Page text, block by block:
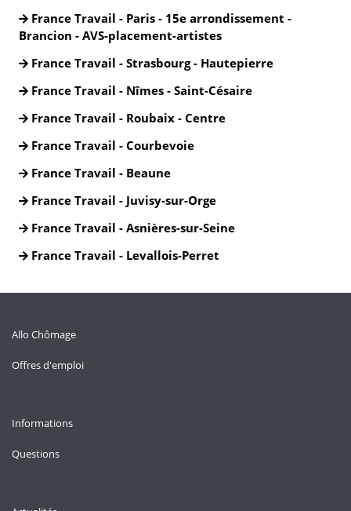
France Travail - Paris - 15e arrondissement -
Brancion - AVS-placement-artistes
France Travail - Strasbourg - Hautepierre
France Travail - Nîmes - Saint-Césaire
France Travail - Roubaix - Centre
France Travail - Courbevoie
France Travail - Beaune
France Travail - Juvisy-sur-Orge
France Travail - Asnières-sur-Seine
France Travail - Levallois-Perret
Allo Chômage
Offres d'emploi
Informations
Questions